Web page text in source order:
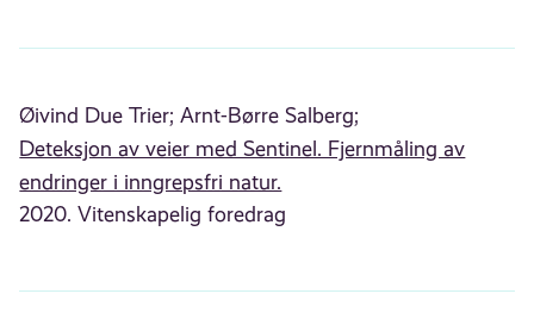
Øivind Due Trier; Arnt-Børre Salberg;
Deteksjon av veier med Sentinel. Fjernmåling av
endringer i inngrepsfri natur.
2020. Vitenskapelig foredrag